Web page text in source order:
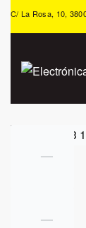
C/ La Rosa, 10,